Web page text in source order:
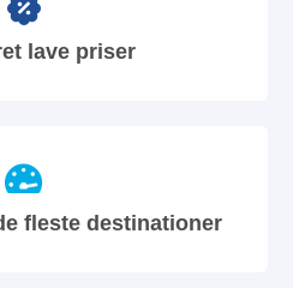
lave priser
fleste destinationer